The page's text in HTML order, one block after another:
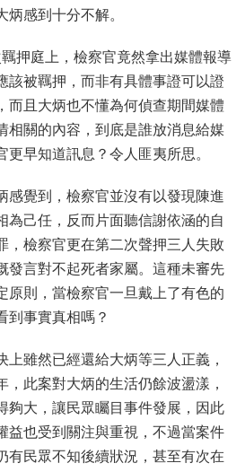
感到十分不解。
押庭上，檢察官竟然拿出媒體報導
該被羈押，而非有具體事證可以證
而且大炳也不懂為何偵查期間媒體
相關的內容，到底是誰放消息給媒
更早知道訊息？令人匪夷所思。
感覺到，檢察官並沒有以發現陳進
為己任，反而片面聽信謝依涵的自
，檢察官更在第二次聲押三人失敗
發言對不起死者家屬。這種未審先
原則，當檢察官一旦戴上了有色的
到事實真相嗎？
上雖然已經還給大炳等三人正義，
，此案對大炳的生活仍餘波盪漾，
夠大，讓民眾矚目事件發展，因此
益也受到關注與重視，不過當案件
有民眾不知後續狀況，甚至有次在